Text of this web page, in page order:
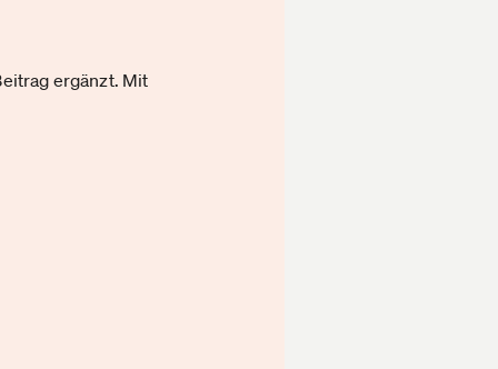
ergänzt. Mit